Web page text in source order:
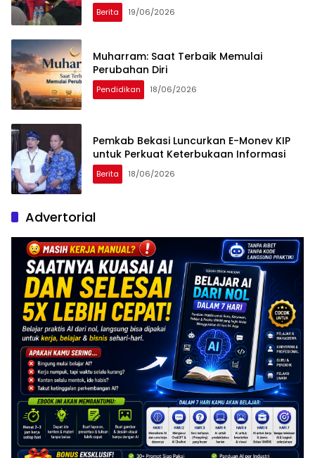
Berita 19/06/2026
Muharram: Saat Terbaik Memulai
Perubahan Diri
Pendidikan 18/06/2026
Pemkab Bekasi Luncurkan E-Monev KIP
untuk Perkuat Keterbukaan Informasi
Berita 18/06/2026
Advertorial